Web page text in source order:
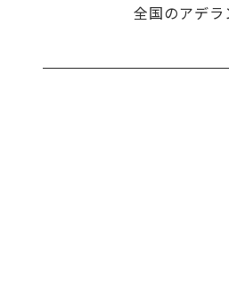
全国のアデラン